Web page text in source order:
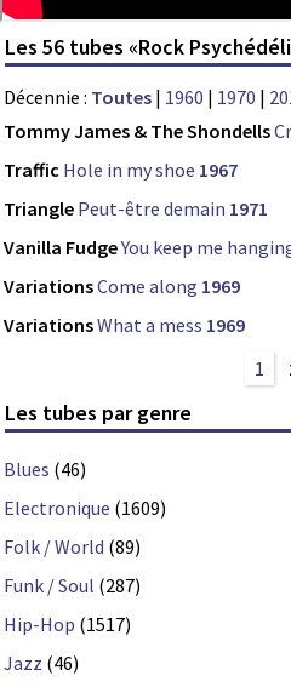
Les 56 tubes «Rock
Décennie : Toutes | 1960 | 1970 |
Tommy James & The Shondells
Traffic Hole in my shoe 1967
Triangle Peut-être demain 1971
Vanilla FudgeYou keep me
VariationsCome along 1969
VariationsWhat a mess 1969
1
Les tubes par genre
Blues (46)
Electronique (1609)
Folk / World (89)
Funk / Soul (287)
Hip-Hop (1517)
Jazz (46)